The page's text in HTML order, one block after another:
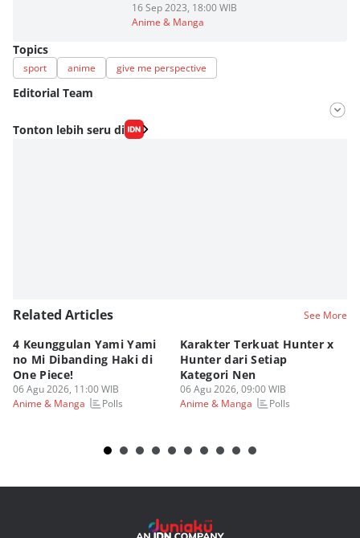
16 Sep 2023, 18:00 WIB
Anime & Manga
Topics
sport anime give me perspective
Editorial Team
Editor
Nadia Agatha Pramesthi
Tonton lebih seru di
Related Articles See More
4 Keunggulan Yami Yami
no Mi Dibanding Haki di
One Piece!
06 Agu 2026, 11:00 WIB
Anime & Manga
Polls
Karakter Terkuat Hunter x
Hunter dari Setiap
Kategori Nen
06 Agu 2026, 09:00 WIB
Anime & Manga
Polls